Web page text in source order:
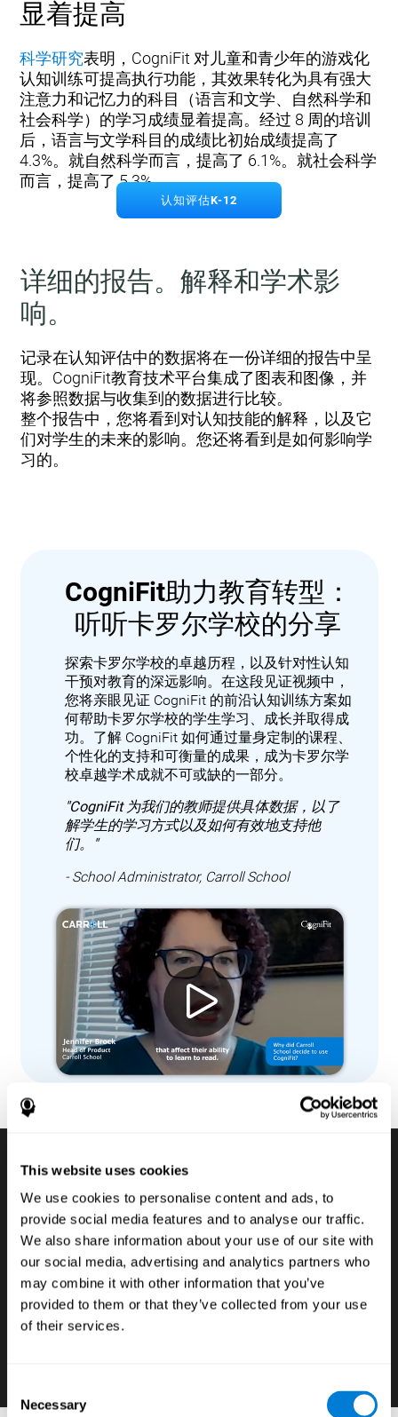
This website uses cookies
We use cookies to personalise content and ads, to
provide social media features and to analyse our traffic.
We also share information about your use of our site with
our social media, advertising and analytics partners who
may combine it with other information that you’ve
provided to them or that they’ve collected from your use
of their services.
Selection
Necessary
显着提高
科学研究表明，CogniFit 对儿童和青少年的游戏化
认知训练可提高执行功能，其效果转化为具有强大
注意力和记忆力的科目（语言和文学、自然科学和
社会科学）的学习成绩显着提高。经过 8 周的培训
后，语言与文学科目的成绩比初始成绩提高了
4.3%。就自然科学而言，提高了 6.1%。就社会科学
而言，提高了 5.3%。
认知评估K-12
详细的报告。解释和学术影
响。
记录在认知评估中的数据将在一份详细的报告中呈
现。CogniFit教育技术平台集成了图表和图像，并
将参照数据与收集到的数据进行比较。
整个报告中，您将看到对认知技能的解释，以及它
们对学生的未来的影响。您还将看到是如何影响学
习的。
CogniFit助力教育转型：
听听卡罗尔学校的分享
探索卡罗尔学校的卓越历程，以及针对性认知
干预对教育的深远影响。在这段见证视频中，
您将亲眼见证 CogniFit 的前沿认知训练方案如
何帮助卡罗尔学校的学生学习、成长并取得成
功。了解 CogniFit 如何通过量身定制的课程、
个性化的支持和可衡量的成果，成为卡罗尔学
校卓越学术成就不可或缺的一部分。
"CogniFit 为我们的教师提供具体数据，以了
解学生的学习方式以及如何有效地支持他
们。"
- School Administrator, Carroll School
数字认知评估系统
如果我们希望我们的学生发挥他们最大的潜能，就
必须了解每个学生的认知优势和劣势，以及这些差
异如何造成对学业表现的影响。知道哪些孩子在数
学考试时需要额外时间，哪些孩子可能需要更的时
间阅读指令说明，这样不仅有利于孩子更好得学